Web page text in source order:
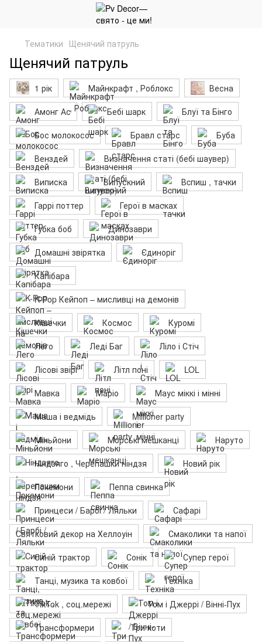
Тематики Щенячий патруль
Щенячий патруль
1 рік Майнкрафт , Роблокс
Весна
Амонг Ас
Бебі шарк
Блуї та Бінго
Бос молокосос
Бравл старс
Буба
Венздей
Визначення статі (бебі шаувер)
Виписка
Випускний
Вcпиш , тачки
Гаррі поттер
Герої в масках
Губка боб
Динозаври
Домашні звірятка
Єдиноріг
Капібара
K-Pop Кейпоп – мисливці на демонів
Кішечки
Космос
Куромі
Лего
Леді Баг
Ліло і Стіч
Лісові звірі
Літл поні
LOL
Мавка
Маріо
Маус міккі і мінні
Маша і ведмідь
Millioner party
Міньйони
Морські мешканці
Наруто
Ніндзяго , Черепашки ніндзя
Новий рік
Покемони
Пеппа свинка
Принцеси / Барбі / Ляльки
Сафарі
Святковий декор на Хеллоуін
Смаколики та напої
Синій трактор
Сонік
Супер герої
Танці, музика та ковбої
Техніка
TikTok , соц.мережі
Том і Джеррі / Вінні-Пух
Трансформери
Три коти